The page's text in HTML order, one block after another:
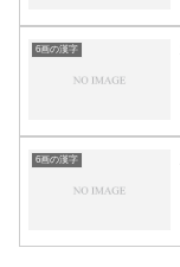
6画の漢字
6画の漢字